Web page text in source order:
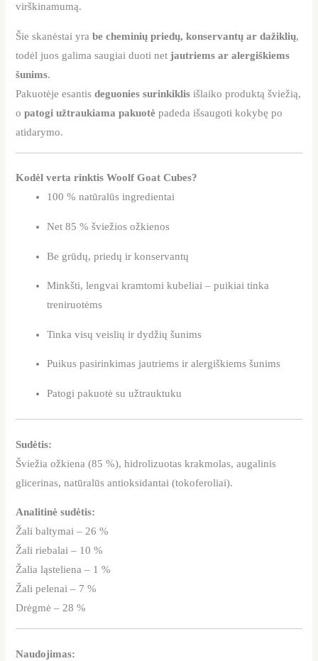
virškinamumą.
Šie skanėstai yrabe cheminių priedų, konservantų ar dažiklių,
todėl juos galima saugiai duoti net jautriems ar alergiškiems
šunims.
Pakuotėje esantisdeguonies surinkiklis išlaiko produktą šviežią,
opatogi užtraukiama pakuotė padeda išsaugoti kokybę po
atidarymo.
Kodėl verta rinktis Woolf Goat Cubes?
100 % natūralūs ingredientai
Net 85 % šviežios ožkienos
Be grūdų, priedų ir konservantų
Minkšti, lengvai kramtomi kubeliai – puikiai tinka
treniruotėms
Tinka visų veislių ir dydžių šunims
Puikus pasirinkimas jautriems ir alergiškiems šunims
Patogi pakuotė su užtrauktuku
Sudėtis:
Šviežia ožkiena (85 %), hidrolizuotas krakmolas, augalinis
glicerinas, natūralūs antioksidantai (tokoferoliai).
Analitinė sudėtis:
Žali baltymai – 26 %
Žali riebalai – 10 %
Žalia ląsteliena – 1 %
Žali pelenai – 7 %
Drėgmė – 28 %
Naudojimas: